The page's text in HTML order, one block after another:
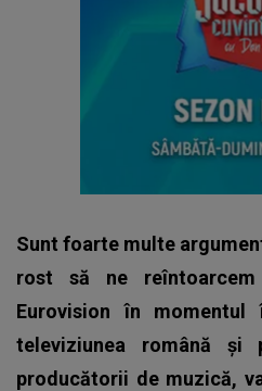
Sunt foarte multe
rost să ne
Eurovision în
televiziunea română și
producătorii de muzică,